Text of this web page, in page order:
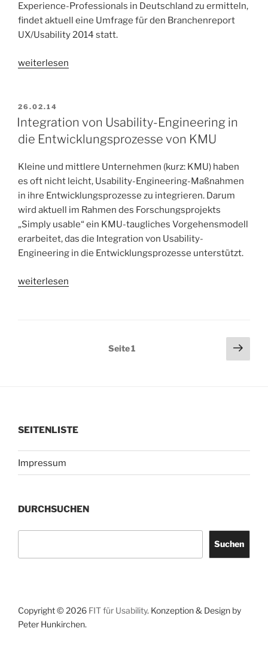
Experience-Professionals in Deutschland zu ermitteln,
findet aktuell eine Umfrage für den Branchenreport
UX/Usability 2014 statt.
„Branchenreport
weiterlesen
VERÖFFENTLICHT
AM
26.02.14
Integration von Usability-Engineering in
die Entwicklungsprozesse von KMU
Kleine und mittlere Unternehmen (kurz: KMU) haben
es oft nicht leicht, Usability-Engineering-Maßnahmen
in ihre Entwicklungsprozesse zu integrieren. Darum
wird aktuell im Rahmen des Forschungsprojekts
„Simply usable“ ein KMU-taugliches Vorgehensmodell
erarbeitet, das die Integration von Usability-
Engineering in die Entwicklungsprozesse unterstützt.
„Integration
weiterlesen
Seitennummerierung
Seite1
SEITENLISTE
Impressum
DURCHSUCHEN
Suchen
Copyright © 2026 FIT für Usability. Konzeption & Design by
Peter Hunkirchen.